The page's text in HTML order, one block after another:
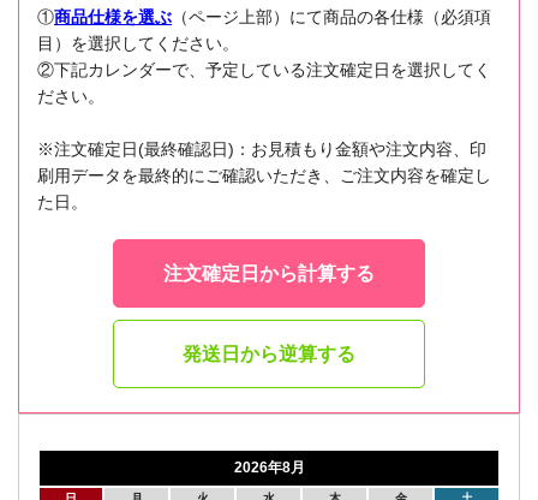
①商品仕様を選ぶ （ページ上部）にて商品の各仕様（必須項
目）を選択してください。
②下記カレンダーで、予定している注文確定日を選択してく
ださい。
※注文確定日(最終確認日)：お見積もり金額や注文内容、印
刷用データを最終的にご確認いただき、ご注文内容を確定し
た日。
注文確定日から計算する
発送日から逆算する
2026年8月